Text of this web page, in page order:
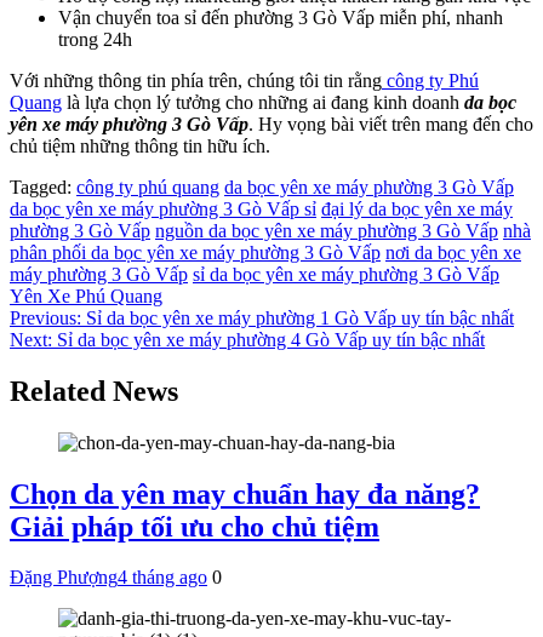
Vận chuyển toa sỉ đến phường 3 Gò Vấp miễn phí, nhanh
trong 24h
Với những thông tin phía trên, chúng tôi tin rằng công ty Phú
Quang là lựa chọn lý tưởng cho những ai đang kinh doanh da bọc
yên xe máy phường 3 Gò Vấp. Hy vọng bài viết trên mang đến cho
chủ tiệm những thông tin hữu ích.
Tagged: công ty phú quang da bọc yên xe máy phường 3 Gò Vấp
da bọc yên xe máy phường 3 Gò Vấp sỉ đại lý da bọc yên xe máy
phường 3 Gò Vấp nguồn da bọc yên xe máy phường 3 Gò Vấp nhà
phân phối da bọc yên xe máy phường 3 Gò Vấp nơi da bọc yên xe
máy phường 3 Gò Vấp sỉ da bọc yên xe máy phường 3 Gò Vấp
Yên Xe Phú Quang
Điều
hướng
bài
Previous: Sỉ da bọc yên xe máy phường 1 Gò Vấp uy tín bậc nhất
Next: Sỉ da bọc yên xe máy phường 4 Gò Vấp uy tín bậc nhất
Related News
Chọn da yên may chuẩn hay đa năng?
Giải pháp tối ưu cho chủ tiệm
Đặng Phượng4 tháng ago 0